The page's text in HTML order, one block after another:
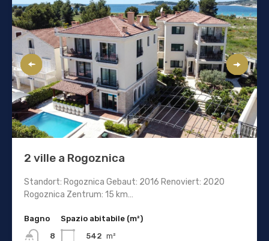
2 ville a Rogoznica
Standort: Rogoznica Gebaut: 2016 Renoviert: 2020
Rogoznica Zentrum: 15 km…
Bagno
8
Spazio abitabile (m²)
542 m²